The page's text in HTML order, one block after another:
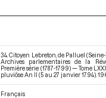
34. Citoyen Lebreton, de Palluel
Archives parlementaires de la
Première série (1787-1799) — Tome
pluviôse An II (5 au 27 janvier 1794) .
Français